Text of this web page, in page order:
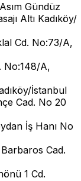
Gündüz
Altı Kadıköy/
Cd. No:73/A,
No:148/A,
İstanbul
Cad. No 20
İş Hanı No
Cad.
1 Cd.